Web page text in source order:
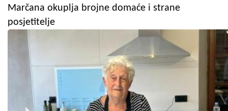
Marčana okuplja brojne domaće i strane
posjetitelje